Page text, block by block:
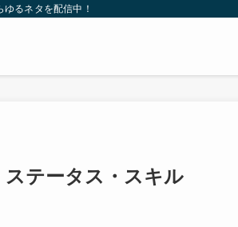
るネタを配信中！
ステータス・スキル